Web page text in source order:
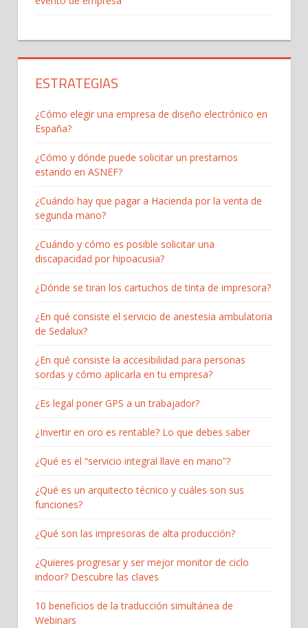
ESTRATEGIAS
¿Cómo elegir una empresa de diseño electrónico en
España?
¿Cómo y dónde puede solicitar un prestamos
estando en ASNEF?
¿Cuándo hay que pagar a Hacienda por la venta de
segunda mano?
¿Cuándo y cómo es posible solicitar una
discapacidad por hipoacusia?
¿Dónde se tiran los cartuchos de tinta de impresora?
¿En qué consiste el servicio de anestesia ambulatoria
de Sedalux?
¿En qué consiste la accesibilidad para personas
sordas y cómo aplicarla en tu empresa?
¿Es legal poner GPS a un trabajador?
¿Invertir en oro es rentable? Lo que debes saber
¿Qué es el “servicio integral llave en mano”?
¿Qué es un arquitecto técnico y cuáles son sus
funciones?
¿Qué son las impresoras de alta producción?
¿Quieres progresar y ser mejor monitor de ciclo
indoor? Descubre las claves
10 beneficios de la traducción simultánea de
Webinars